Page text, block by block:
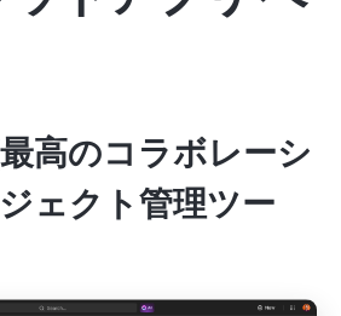
高のコラボレーシ
ェクト管理ツー